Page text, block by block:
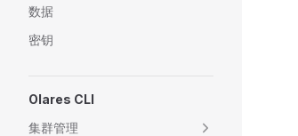
数据
密钥
Olares CLI
集群管理